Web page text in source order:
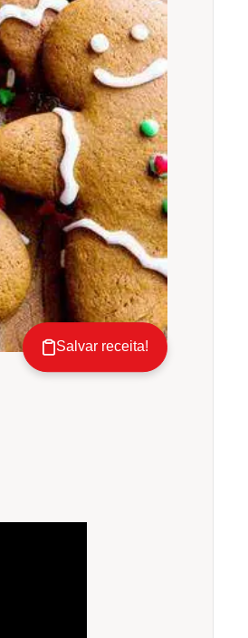
Salvar receita!